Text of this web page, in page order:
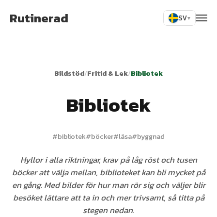
Rutinerad SV▾
Bildstöd/Fritid & Lek/Bibliotek
Bibliotek
#bibliotek#böcker#läsa#byggnad
Hyllor i alla riktningar, krav på låg röst och tusen
böcker att välja mellan, biblioteket kan bli mycket på
en gång. Med bilder för hur man rör sig och väljer blir
besöket lättare att ta in och mer trivsamt, så titta på
stegen nedan.